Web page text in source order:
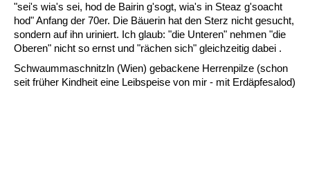
"sei's wia's sei, hod de Bairin g'sogt, wia's in Steaz g'soacht
hod" Anfang der 70er. Die Bäuerin hat den Sterz nicht gesucht,
sondern auf ihn uriniert. Ich glaub: "die Unteren" nehmen "die
Oberen" nicht so ernst und "rächen sich" gleichzeitig dabei .
Schwaummaschnitzln (Wien) gebackene Herrenpilze (schon
seit früher Kindheit eine Leibspeise von mir - mit Erdäpfesalod)